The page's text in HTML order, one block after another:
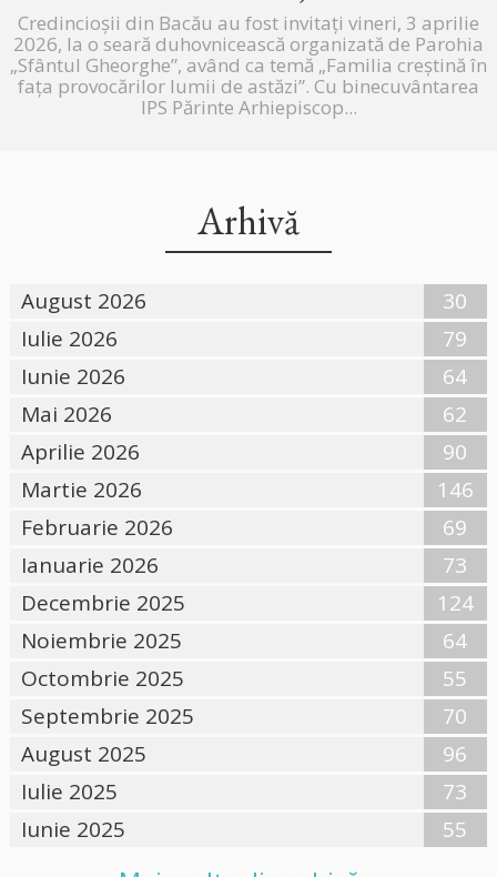
Credincioșii din Bacău au fost invitați vineri, 3 aprilie
2026, la o seară duhovnicească organizată de Parohia
„Sfântul Gheorghe”, având ca temă „Familia creștină în
fața provocărilor lumii de astăzi”. Cu binecuvântarea
IPS Părinte Arhiepiscop...
Arhivă
August 2026
30
Iulie 2026
79
Iunie 2026
64
Mai 2026
62
Aprilie 2026
90
Martie 2026
146
Februarie 2026
69
Ianuarie 2026
73
Decembrie 2025
124
Noiembrie 2025
64
Octombrie 2025
55
Septembrie 2025
70
August 2025
96
Iulie 2025
73
Iunie 2025
55